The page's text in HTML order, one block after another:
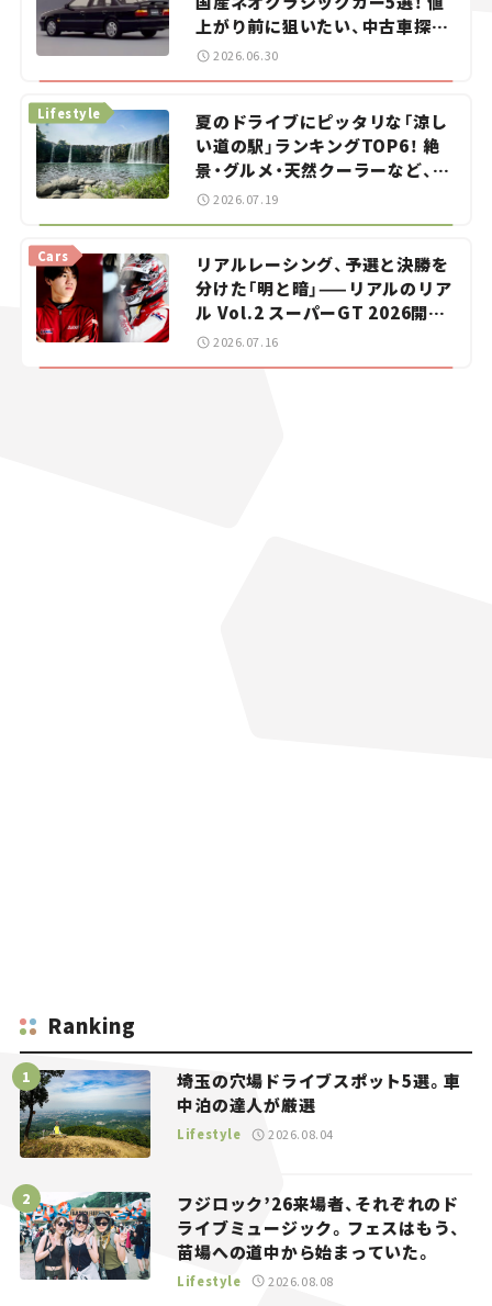
上がり前に狙いたい、中古車探し
をお手伝い――ちょっとイケてるマ
2026.06.30
夏のドライブにピッタリな「涼し
い道の駅」ランキングTOP6！ 絶
景・グルメ・天然クーラーなど、避
暑におすすめのスポットを紹介
Lifestyle
2026.07.19
リアルレーシング、予選と決勝を
分けた「明と暗」——リアルのリア
ル Vol.2 スーパーGT 2026開幕
戦 岡山国際サーキット
Cars
2026.07.16
Ranking
埼玉の穴場ドライブスポット5選。車
中泊の達人が厳選
Lifestyle 2026.08.04
フジロック’26来場者、それぞれのド
ライブミュージック。フェスはもう、
苗場への道中から始まっていた。
Lifestyle 2026.08.08